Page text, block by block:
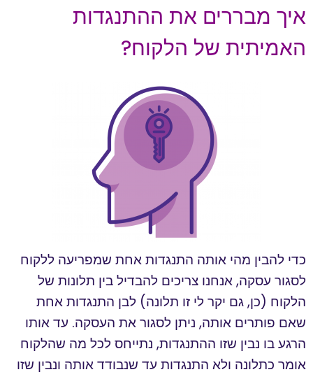
איך מבררים את ההתנגדות
האמיתית של הלקוח?
כדי להבין מהי אותה התנגדות אחת שמפריעה ללקוח
לסגור עסקה, אנחנו צריכים להבדיל בין תלונות של
הלקוח (כן, גם יקר לי זו תלונה) לבן התנגדות אחת
שאם פותרים אותה, ניתן לסגור את העסקה. עד אותו
הרגע בו נבין שזו ההתנגדות, נתייחס לכל מה שהלקוח
אומר כתלונה ולא התנגדות עד שנבודד אותה ונבין שזו